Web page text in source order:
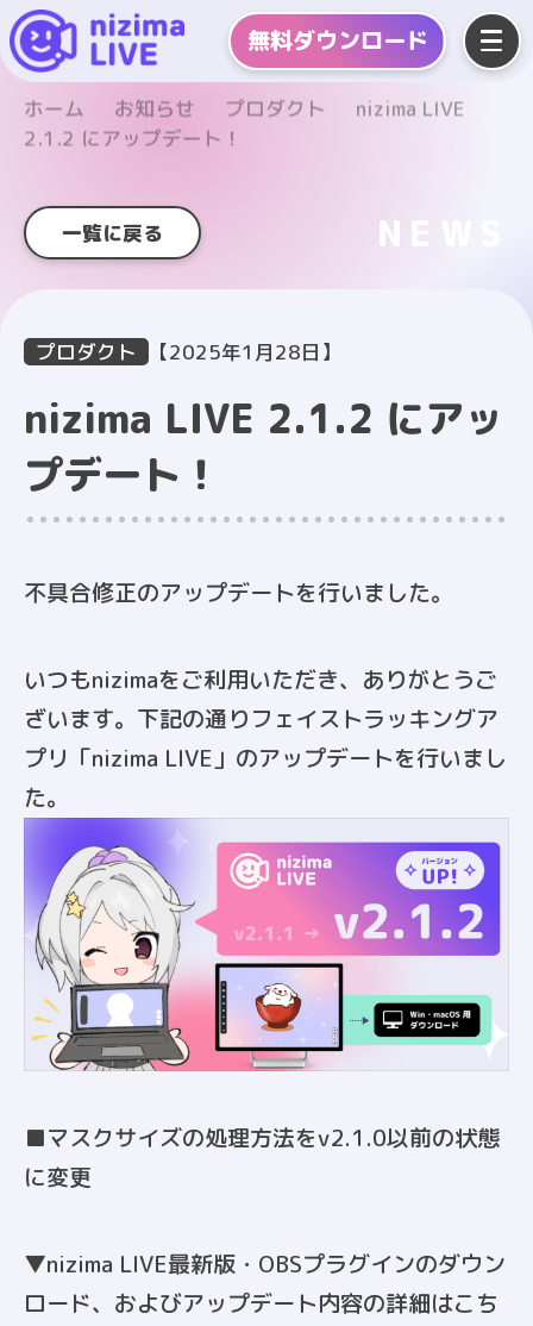
無料ダウンロード
ホーム お知らせ プロダクト
nizima LIVE
2.1.2 にアップデート！
一覧に戻る NEWS
プロダクト 【2025年1月28日】
nizima LIVE 2.1.2 にアッ
プデート！
不具合修正のアップデートを行いました。
いつもnizimaをご利用いただき、ありがとうご
ざいます。下記の通りフェイストラッキングア
プリ「nizima LIVE」のアップデートを行いまし
た。
■マスクサイズの処理方法をv2.1.0以前の状態
に変更
▼nizima LIVE最新版・OBSプラグインのダウン
ロード、およびアップデート内容の詳細はこち